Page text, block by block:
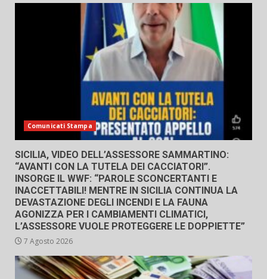
Comunicati Stampa
SICILIA, VIDEO DELL’ASSESSORE SAMMARTINO:
“AVANTI CON LA TUTELA DEI CACCIATORI”.
INSORGE IL WWF: “PAROLE SCONCERTANTI E
INACCETTABILI! MENTRE IN SICILIA CONTINUA LA
DEVASTAZIONE DEGLI INCENDI E LA FAUNA
AGONIZZA PER I CAMBIAMENTI CLIMATICI,
L’ASSESSORE VUOLE PROTEGGERE LE DOPPIETTE”
7 Agosto 2026